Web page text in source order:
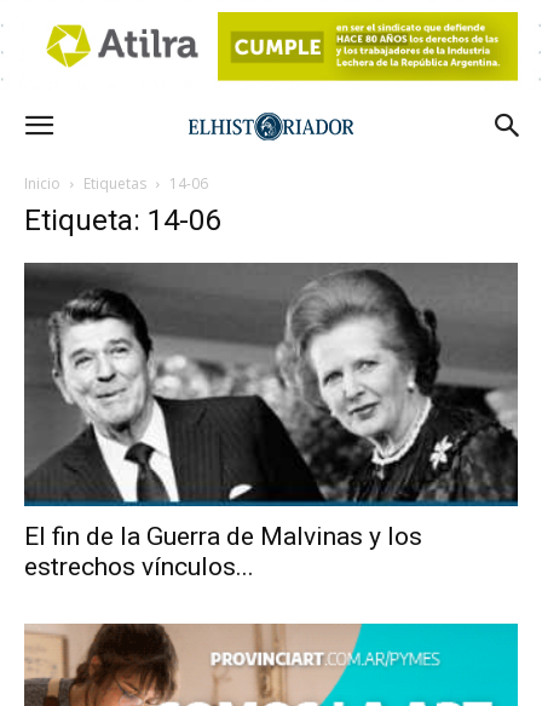
Inicio Etiquetas 14-06
Etiqueta: 14-06
El fin de la Guerra de Malvinas y los
estrechos vínculos...